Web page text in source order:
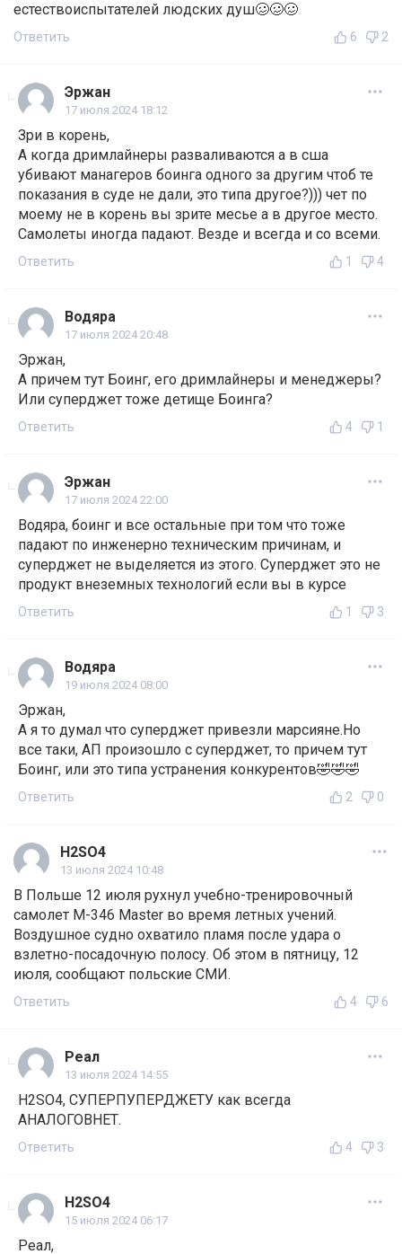
естествоиспытателей людских душ🥴🥴🥴
Ответить 6 2
Эржан
17 июля 2024 18:12
Зри в корень,
А когда дримлайнеры разваливаются а в сша
убивают манагеров боинга одного за другим чтоб те
показания в суде не дали, это типа другое?))) чет по
моему не в корень вы зрите месье а в другое место.
Самолеты иногда падают. Везде и всегда и со всеми.
Ответить 1 4
Водяра
17 июля 2024 20:48
Эржан,
А причем тут Боинг, его дримлайнеры и менеджеры?
Или суперджет тоже детище Боинга?
Ответить 4 1
Эржан
17 июля 2024 22:00
Водяра, боинг и все остальные при том что тоже
падают по инженерно техническим причинам, и
суперджет не выделяется из этого. Суперджет это не
продукт внеземных технологий если вы в курсе
Ответить 1 3
Водяра
19 июля 2024 08:00
Эржан,
А я то думал что суперджет привезли марсияне.Но
все таки, АП произошло с суперджет, то причем тут
Боинг, или это типа устранения конкурентов🤣🤣🤣
Ответить 2 0
H2SO4
13 июля 2024 10:48
В Польше 12 июля рухнул учебно-тренировочный
самолет М-346 Master во время летных учений.
Воздушное судно охватило пламя после удара о
взлетно-посадочную полосу. Об этом в пятницу, 12
июля, сообщают польские СМИ.
Ответить 4 6
Реал
13 июля 2024 14:55
H2SO4, СУПЕРПУПЕРДЖЕТУ как всегда
АНАЛОГОВНЕТ.
Ответить 4 3
H2SO4
15 июля 2024 06:17
Реал,